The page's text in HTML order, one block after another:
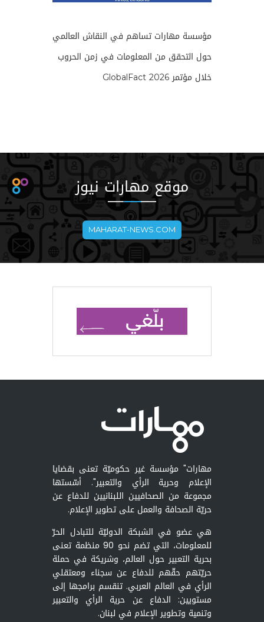
مؤسسة مهارات تساهم في النقاش العالمي
حول التحقق من المعلومات في زمن الحروب
خلال مؤتمر GlobalFact 2026
موقع مهارات نيوز
MAHARAT-NEWS.COM
مهارات" مؤسسة غير حكوميّة تعنى بقضايا
الإعلام وحرية الرأي والتعبير". أسّستها
مجموعة من الصحافيين اللبنانيين للدفاع عن
حريّة الصحافة والعمل على تطوير الإعلام.
هي عضو في الشبكة الدوليّة للتبادل الحرّ
للمعلومات، التي تضم نحو 90 منظمة تعنى
بحرية التعبير حول العالم، وشريكة في حملة
حريّتهم حقّهم للدفاع عن سجناء ومعتقلي
الرأي في العالم العربي. تنقسم برامجها إلى
مستويين: الدفاع عن حرية الرأي والتعبير
وتنمية وتطوير الإعلام في لبنان.